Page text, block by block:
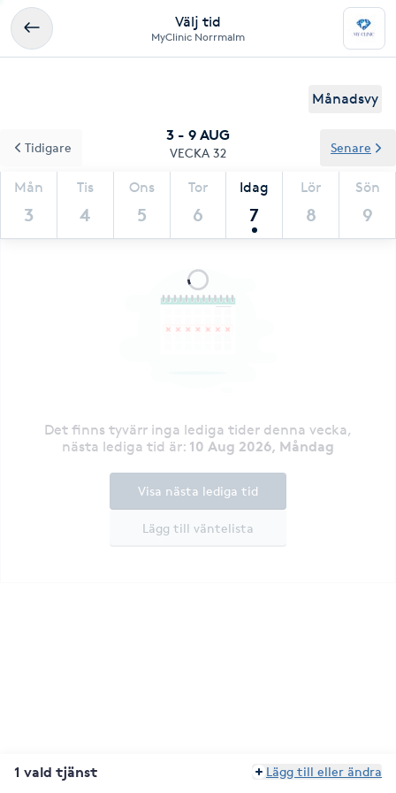
Välj tid
MyClinic Norrmalm
Månadsvy
3 - 9 AUG
VECKA 32
Mån
3
Tis
4
Ons
5
Tor
6
Idag
7
Lör
8
Sön
9
Tidigare Senare
Det finns tyvärr inga lediga tider denna vecka,
nästa lediga tid är: 10 Aug 2026, Måndag
Lägg till väntelista
Visa nästa lediga tid
1 vald tjänst Lägg till eller ändra